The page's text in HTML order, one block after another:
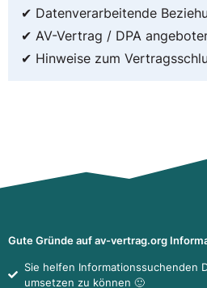
✔ Datenverarbeitende
✔ AV-Vertrag / DPA
✔ Hinweise zum
Gute Gründe auf av-vertrag.org
Sie helfen Informationssuchenden
umsetzen zu können 🙂